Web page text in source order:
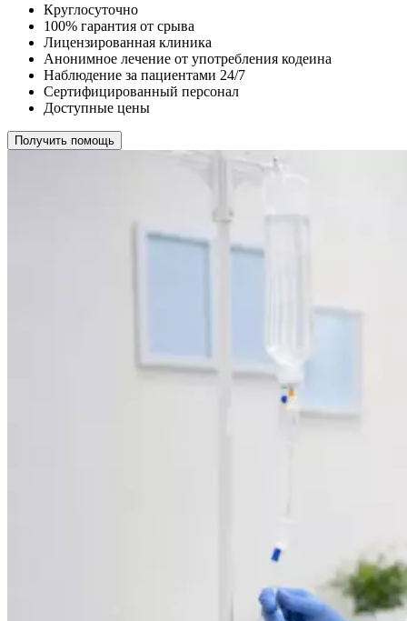
Круглосуточно
100% гарантия от срыва
Лицензированная клиника
Анонимное лечение от употребления кодеина
Наблюдение за пациентами 24/7
Сертифицированный персонал
Доступные цены
Получить помощь